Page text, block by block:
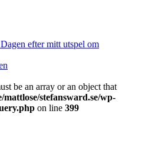
efter mitt utspel om
be an array or an object that
mattlose/stefansward.se/wp-
on line 399